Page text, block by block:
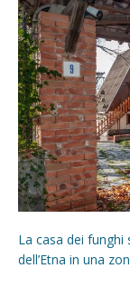
La casa dei funghi
dell’Etna in una